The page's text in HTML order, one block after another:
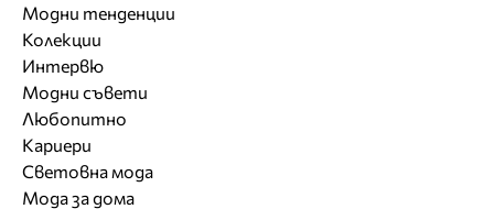
Модни тенденции
Колекции
Интервю
Модни съвети
Любопитно
Кариери
Световна мода
Мода за дома